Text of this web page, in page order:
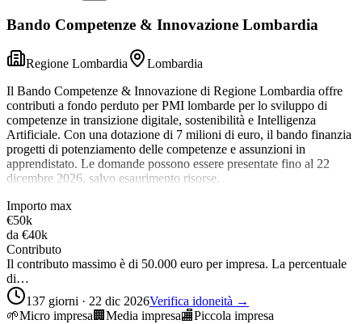
Bando Competenze & Innovazione Lombardia
Regione Lombardia
Lombardia
Il Bando Competenze & Innovazione di Regione Lombardia offre
contributi a fondo perduto per PMI lombarde per lo sviluppo di
competenze in transizione digitale, sostenibilità e Intelligenza
Artificiale. Con una dotazione di 7 milioni di euro, il bando finanzia
progetti di potenziamento delle competenze e assunzioni in
apprendistato. Le domande possono essere presentate fino al 22
dicembre 2026, salvo esaurimento risorse.
Importo max
€50k
da €40k
Contributo
Il contributo massimo è di 50.000 euro per impresa. La percentuale
di…
137 giorni · 22 dic 2026Verifica idoneità →
🌱Micro impresa🏢 Media impresa🏬Piccola impresa